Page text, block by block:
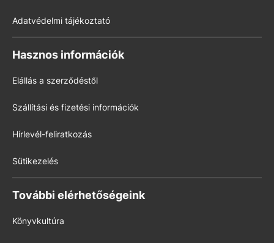
Adatvédelmi tájékoztató
Hasznos információk
Elállás a szerződéstől
Szállítási és fizetési információk
Hírlevél-feliratkozás
Sütikezelés
További elérhetőségeink
Könyvkultúra